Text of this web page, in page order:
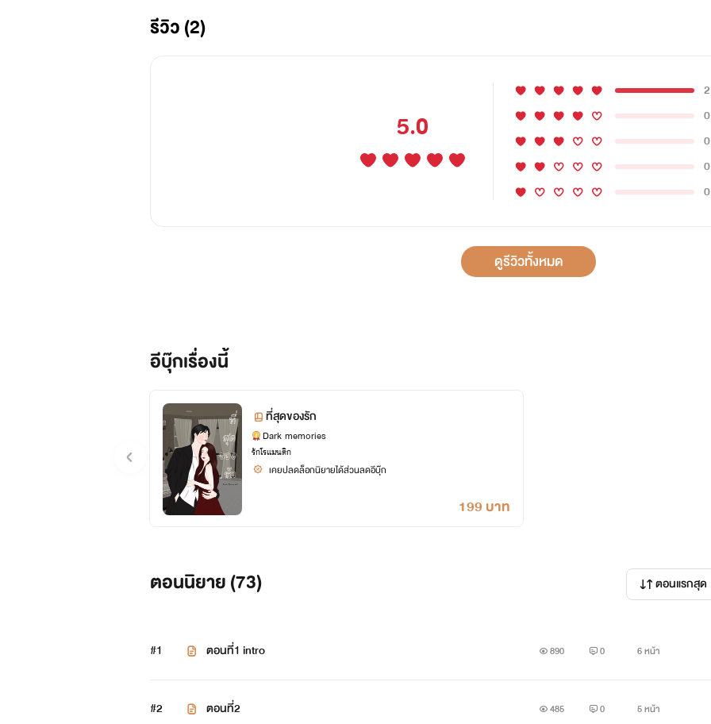
“ทุกอย่างจะดีขึ้นเมื่อเรารู้ผล” ผลที่ถ้าเด็กเป็นลูกของเขาครอบครัวของเขาและเธอก็จะมีสมาชิกเพิ่มเข้ามาอย่า
“ถ้าปิ่นบอกคุณอีกครั้ง ว่าระหว่างปิ่นกับคุณทัพไม่ได้มีอะไรเกิดขึ้นในตอนนั้น คุณจะเชื่อปิ่นไหม”
“ฉันขอแค่ครั้งเดียวนะปิ่น” เขาอยากเชื่อเธอ แต่ก็ยากเกินไปที่เขาจะเชื่อใจนำทัพ
“หมายความว่าที่ผ่านมา ตลอดเวลาที่เรานอนบนเตียงเดียวกัน คุณยังคงคิดมาเสมอว่าปิ่นกับคุณทัพมีอะไรกัน
ราวกับมีก้อนบางอย่างติดอยู่ในลำคอจนแทบเค้นเสียงออกมาไม่ได้ง่ายๆ
“มันจะไม่มีอะไรเปลี่ยนแปลงปิ่น เรายังเป็นสามีภรรยากัน เรารักกัน” ครามกุมมือปิ่นปักแล้วพูดอย่างหนักแ
รู้สึก
แต่...
“มันเปลี่ยนไปตั้งแต่คุณไม่เชื่อปิ่นแล้ว!” ปิ่นปักตะคอกขึ้นพร้อมกับน้ำตาที่ไหลออกมา
“ปิ่น...”
ขอแค่นั้นเธอจะลืมความเข้าใจผิดของเขาก่อนหน้านี้ไป
“.....” ปิ่นปักได้ยินแบบนั้นหัวใจของเธอก็ห่อเหี่ยวขึ้นมาในทันที มันราวกับว่าความหวังจากเขาไม่มีให้เธออีก
รีวิว (2)
5.0
2
0
0
0
0
ดูรีวิวทั้งหมด
อีบุ๊กเรื่องนี้
ที่สุดของรัก
Dark memories
รักโรแมนติก
เคยปลดล็อกนิยายได้ส่วนลดอีบุ๊ก
199 บาท
ตอนนิยาย (73) ตอนแรกสุด
#1 ตอนที่1 intro 890 0 6 หน้า
#2 ตอนที่2 485 0 5 หน้า